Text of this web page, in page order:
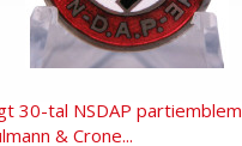
30-tal NSDAP partiemblem
& Crone...